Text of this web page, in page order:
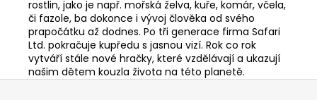
rostlin, jako je např. mořská želva, kuře, komár, včela,
či fazole, ba dokonce i vývoj člověka od svého
prapočátku až dodnes. Po tři generace firma Safari
Ltd. pokračuje kupředu s jasnou vizí. Rok co rok
vytváří stále nové hračky, které vzdělávají a ukazují
našim dětem kouzla života na této planetě.
Z